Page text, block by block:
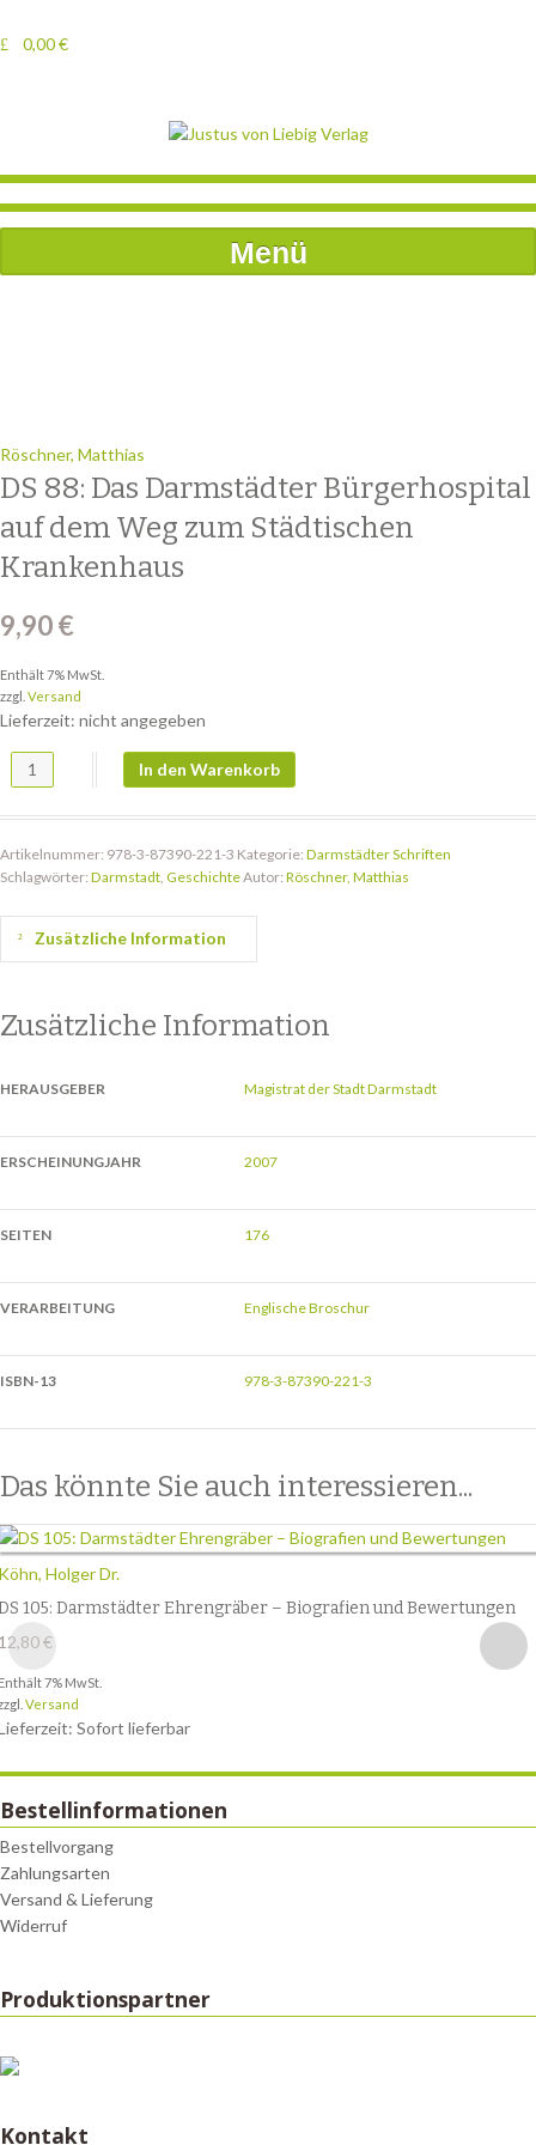
0,00€
Menü
Röschner, Matthias
DS 88: Das Darmstädter Bürgerhospital
auf dem Weg zum Städtischen
Krankenhaus
9,90€
Enthält 7% MwSt.
zzgl. Versand
Lieferzeit: nicht angegeben
DS 88: Das Darmstädter Bürgerhospital auf dem Weg zum Städtischen
In den Warenkorb
Artikelnummer: 978-3-87390-221-3 Kategorie: Darmstädter Schriften
Schlagwörter: Darmstadt, GeschichteAutor: Röschner, Matthias
Zusätzliche Information
Zusätzliche Information
HERAUSGEBER Magistrat der Stadt Darmstadt
ERSCHEINUNGJAHR 2007
SEITEN 176
VERARBEITUNG Englische Broschur
ISBN-13 978-3-87390-221-3
Das könnte Sie auch interessieren...
Holger Dr.
105: Darmstädter Ehrengräber – Biografien und Bewertungen
€
7% MwSt.
Versand
Sofort lieferbar
Bestellinformationen
Bestellvorgang
Zahlungsarten
Versand & Lieferung
Widerruf
Produktionspartner
Kontakt